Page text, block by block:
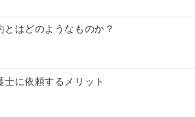
とはどのようなものか？
士に依頼するメリット